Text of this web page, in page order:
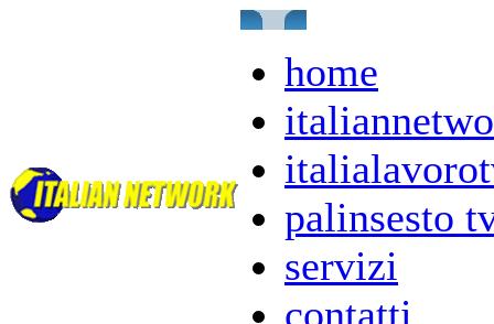
home
palinsesto
servizi
contatti